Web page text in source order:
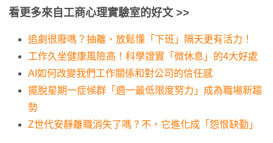
看更多來自工商心理實驗室的好文 >>
追劇很廢嗎？抽離、放鬆懂「下班」隔天更有活力！
工作久坐健康風險高！科學證實「微休息」的4大好處
AI如何改變我們工作關係和對公司的信任感
擺脫星期一症候群「週一最低限度努力」成為職場新趨
勢
Z世代安靜離職消失了嗎？不，它進化成「怨恨缺勤」